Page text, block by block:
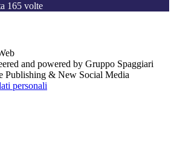
165 volte
and powered by Gruppo Spaggiari
Publishing & New Social Media
personali